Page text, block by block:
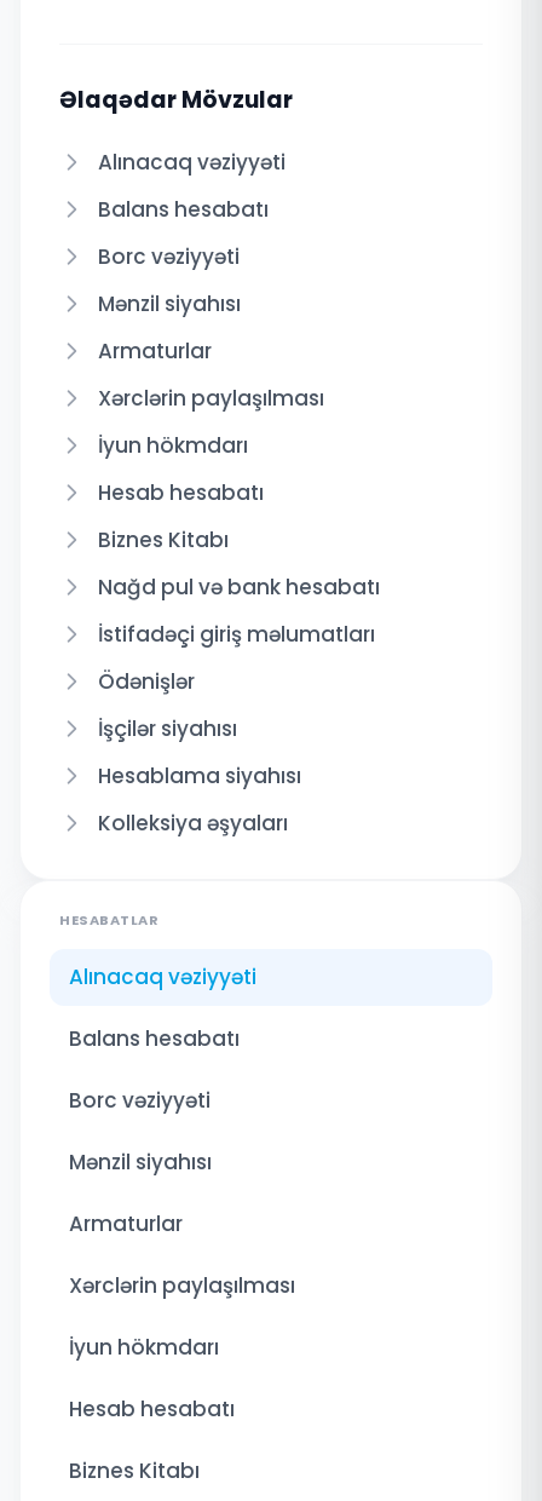
Əlaqədar Mövzular
Alınacaq vəziyyəti
Balans hesabatı
Borc vəziyyəti
Mənzil siyahısı
Armaturlar
Xərclərin paylaşılması
İyun hökmdarı
Hesab hesabatı
Biznes Kitabı
Nağd pul və bank hesabatı
İstifadəçi giriş məlumatları
Ödənişlər
İşçilər siyahısı
Hesablama siyahısı
Kolleksiya əşyaları
HESABATLAR
Alınacaq vəziyyəti
Balans hesabatı
Borc vəziyyəti
Mənzil siyahısı
Armaturlar
Xərclərin paylaşılması
İyun hökmdarı
Hesab hesabatı
Biznes Kitabı